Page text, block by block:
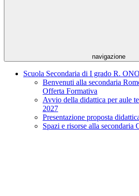
navigazione
Scuola Secondaria di I grado R.
Benvenuti alla secondaria
Offerta Formativa
Avvio della didattica per aule
2027
Presentazione proposta
Spazi e risorse alla secondaria